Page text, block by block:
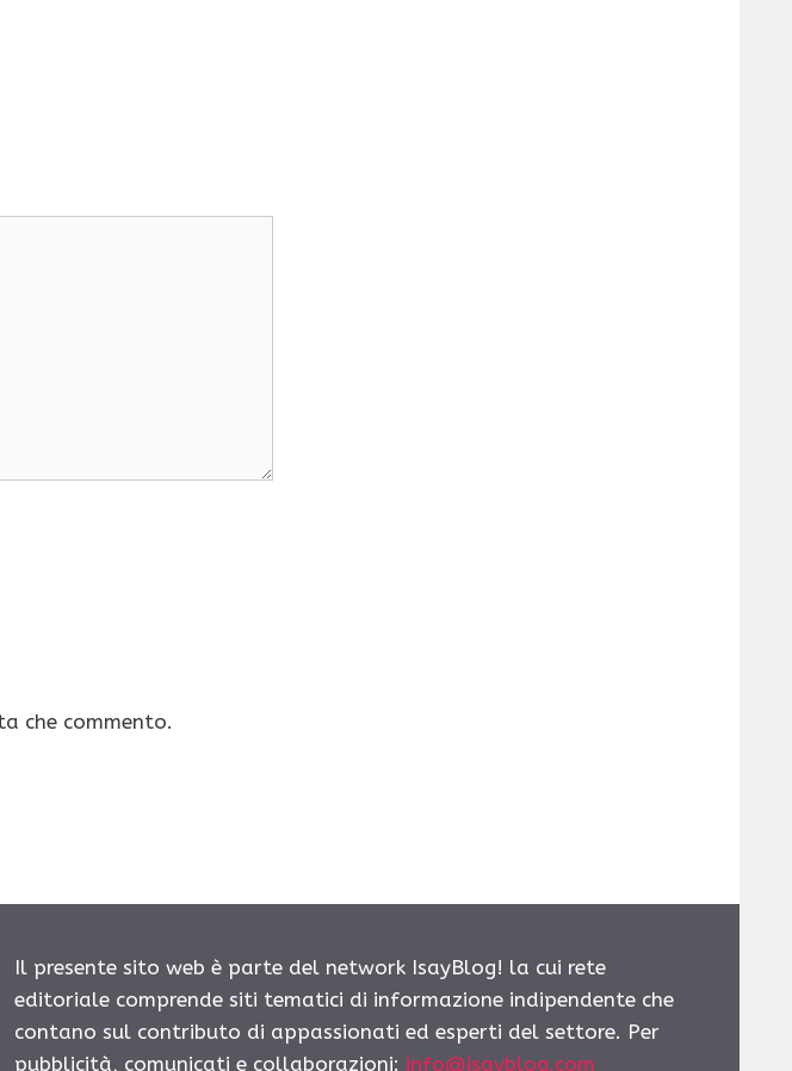
che commento.
Il presente sito web è parte del network IsayBlog! la cui rete
editoriale comprende siti tematici di informazione indipendente che
contano sul contributo di appassionati ed esperti del settore. Per
pubblicità, comunicati e collaborazioni: info@isayblog.com